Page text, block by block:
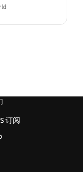
订阅